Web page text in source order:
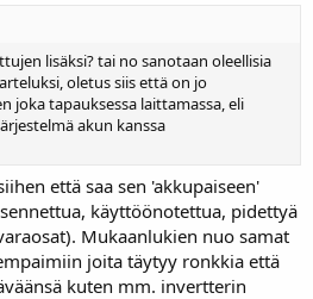
lisäksi? tai no sanotaan oleellisia
oletus siis että on jo
joka tapauksessa laittamassa, eli
akun kanssa
että saa sen 'akkupaiseen'
käyttöönotettua, pidettyä
Mukaanlukien nuo samat
joita täytyy ronkkia että
kuten mm. invertterin